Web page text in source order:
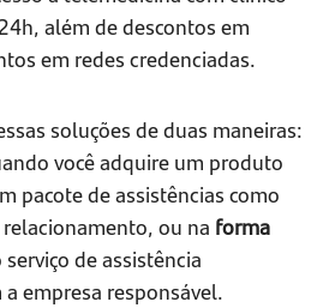
além de descontos em
em redes credenciadas.
soluções de duas maneiras:
você adquire um produto
pacote de assistências como
ou na forma
de assistência
empresa responsável.